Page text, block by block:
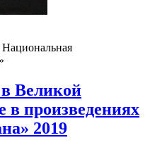
Национальная
Великой
в произведениях
2019